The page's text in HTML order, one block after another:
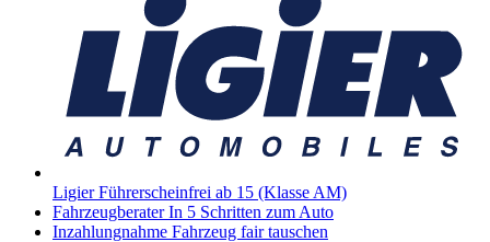
Ligier Führerscheinfrei ab 15 (Klasse AM)
Fahrzeugberater In 5 Schritten zum Auto
Inzahlungnahme Fahrzeug fair tauschen